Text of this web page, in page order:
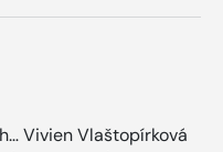
Vivien Vlaštopírková